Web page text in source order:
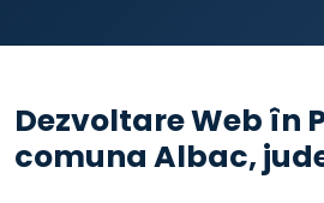
Dezvoltare Web în
comuna Albac,